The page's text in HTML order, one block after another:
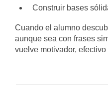
Construir bases
Cuando el alumno
aunque sea con frases
vuelve motivador,